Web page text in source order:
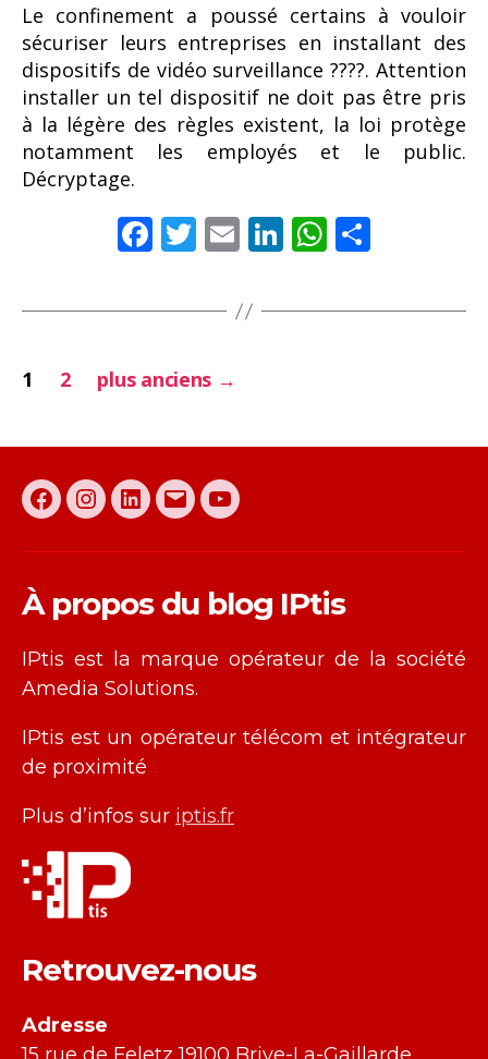
Le confinement a poussé certains à vouloir
sécuriser leurs entreprises en installant des
dispositifs de vidéo surveillance ????. Attention
installer un tel dispositif ne doit pas être pris
à la légère des règles existent, la loi protège
notamment les employés et le public.
Décryptage.
F
e
o
k
T
itt
E
ai
Li
k
W
at
p
ta
Pagination
publications
1 2 plus anciens →
FacebookInstagram
Linkedin
E-
Youtube
À propos du blog IPtis
IPtis est la marque opérateur de la société
Amedia Solutions.
IPtis est un opérateur télécom et intégrateur
de proximité
Plus d’infos sur iptis.fr
Retrouvez-nous
Adresse
15 rue de Feletz 19100 Brive-La-Gaillarde